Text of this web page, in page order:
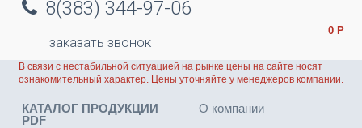
8(383) 344-97-06
заказать звонок
0 Р
В связи с нестабильной ситуацией на рынке цены на сайте носят
ознакомительный характер. Цены уточняйте у менеджеров компании.
КАТАЛОГ ПРОДУКЦИИ
PDF
О компании